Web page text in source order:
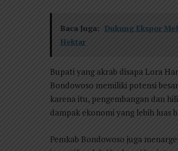
Baca Juga: Dukung Ekspor
Hektar
Bupati yang akrab disapa Lora
Bondowoso memiliki potensi
karena itu, pengembangan dan
dampak ekonomi yang lebih luas
Pemkab Bondowoso juga